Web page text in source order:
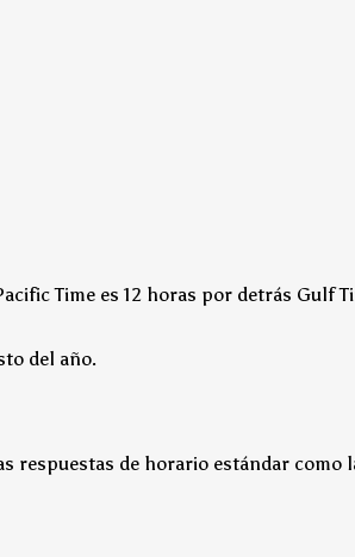
Time es 12 horas por detrás Gulf
del año.
respuestas de horario estándar como